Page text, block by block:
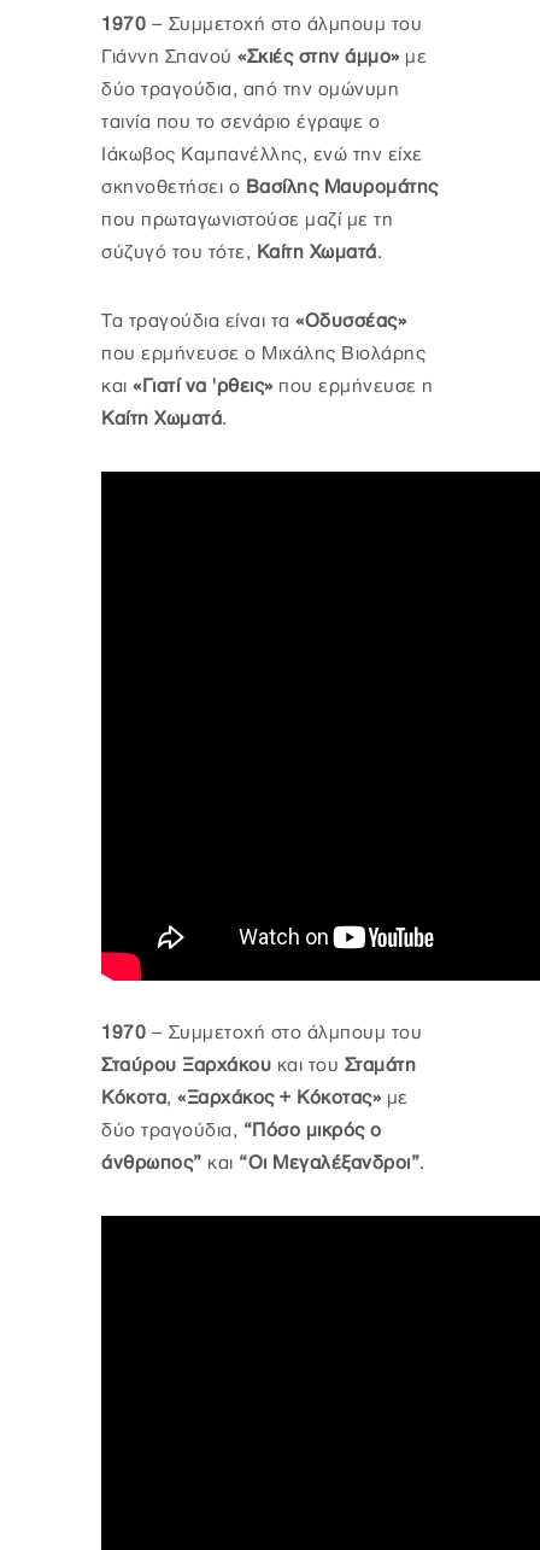
1970 – Συμμετοχή στο άλμπουμ του
Γιάννη Σπανού «Σκιές στην άμμο» με
δύο τραγούδια, από την ομώνυμη
ταινία που το σενάριο έγραψε ο
Ιάκωβος Καμπανέλλης, ενώ την είχε
σκηνοθετήσει ο Βασίλης Μαυρομάτης
που πρωταγωνιστούσε μαζί με τη
σύζυγό του τότε, Καίτη Χωματά.
Τα τραγούδια είναι τα «Οδυσσέας»
που ερμήνευσε ο Μιχάλης Βιολάρης
και «Γιατί να 'ρθεις» που ερμήνευσε η
Καίτη Χωματά.
1970 – Συμμετοχή στο άλμπουμ του
Σταύρου Ξαρχάκου και του Σταμάτη
Κόκοτα, «Ξαρχάκος + Κόκοτας» με
δύο τραγούδια, “Πόσο μικρός ο
άνθρωπος” και “Οι Μεγαλέξανδροι”.